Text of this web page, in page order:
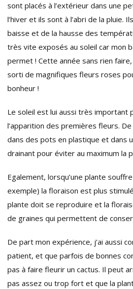
sont placés à l’extérieur dans une
l’hiver et ils sont à l’abri de la pluie.
baisse et de la hausse des
très vite exposés au soleil car mon
permet ! Cette année sans rien
sorti de magnifiques fleurs roses
bonheur !
Le soleil est lui aussi très important
l’apparition des premières fleurs.
dans des pots en plastique et dans
drainant pour éviter au maximum la
Egalement, lorsqu’une plante
exemple) la floraison est plus
plante doit se reproduire et la
de graines qui permettent de
De part mon expérience, j’ai aussi
patient, et que parfois de bonnes
pas à faire fleurir un cactus. Il peut
pas assez ou trop fort et que la